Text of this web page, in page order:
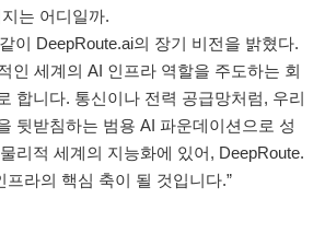
는 어디일까.
이 DeepRoute.ai의 장기 비전을 밝혔다.
인 세계의 AI 인프라 역할을 주도하는 회
합니다. 통신이나 전력 공급망처럼, 우리
뒷받침하는 범용 AI 파운데이션으로 성
리적 세계의 지능화에 있어, DeepRoute.
프라의 핵심 축이 될 것입니다.”